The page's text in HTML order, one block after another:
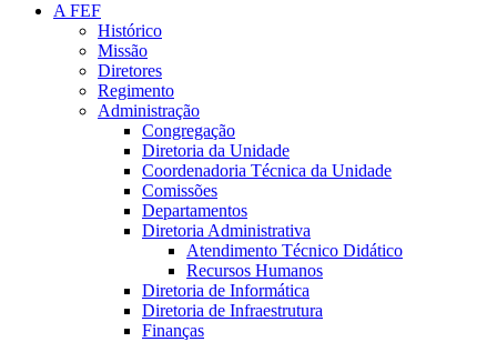
A FEF
Histórico
Missão
Diretores
Regimento
Administração
Congregação
Diretoria da Unidade
Coordenadoria Técnica da Unidade
Comissões
Departamentos
Diretoria Administrativa
Atendimento Técnico Didático
Recursos Humanos
Diretoria de Informática
Diretoria de Infraestrutura
Finanças